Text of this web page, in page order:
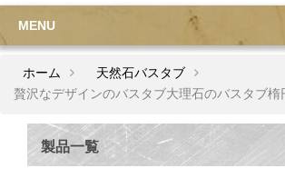
MENU
ホーム
天然石バスタブ
贅沢なデザインのバスタブ大理石のバスタブ楕
製品一覧